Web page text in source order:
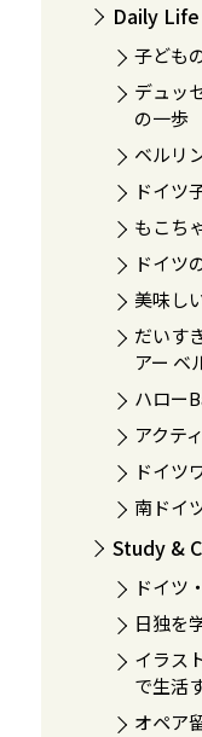
Daily Life
子ども
デュッ
の一歩
ベルリ
ドイツ
もこち
ドイツ
美味し
だいす
アー ベ
ハロー
アクテ
ドイツ
南ドイ
Study &
ドイツ
日独を
イラス
で生活
オペア